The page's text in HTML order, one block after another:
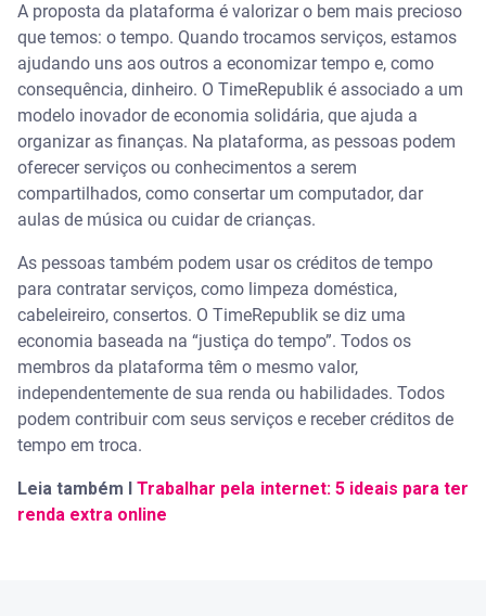
A proposta da plataforma é valorizar o bem mais precioso
que temos: o tempo. Quando trocamos serviços, estamos
ajudando uns aos outros a economizar tempo e, como
consequência, dinheiro. O TimeRepublik é associado a um
modelo inovador de economia solidária, que ajuda a
organizar as finanças. Na plataforma, as pessoas podem
oferecer serviços ou conhecimentos a serem
compartilhados, como consertar um computador, dar
aulas de música ou cuidar de crianças.
As pessoas também podem usar os créditos de tempo
para contratar serviços, como limpeza doméstica,
cabeleireiro, consertos. O TimeRepublik se diz uma
economia baseada na “justiça do tempo”. Todos os
membros da plataforma têm o mesmo valor,
independentemente de sua renda ou habilidades. Todos
podem contribuir com seus serviços e receber créditos de
tempo em troca.
Leia também ITrabalhar pela internet: 5 ideais para ter
renda extra online